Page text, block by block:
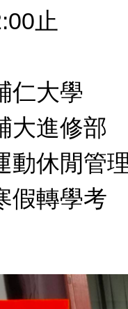
止
仁大學
大進修部
動休閒管
假轉學考